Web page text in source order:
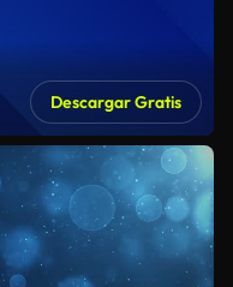
Descargar Gratis